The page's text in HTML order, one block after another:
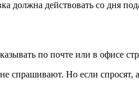
должна действовать со дня
по почте или в офисе
спрашивают. Но если спросят,